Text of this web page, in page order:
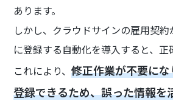
あります。
しかし、クラウドサインの雇用契
に登録する自動化を導入すると、正
これにより、修正作業が不要に
登録できるため、誤った情報を